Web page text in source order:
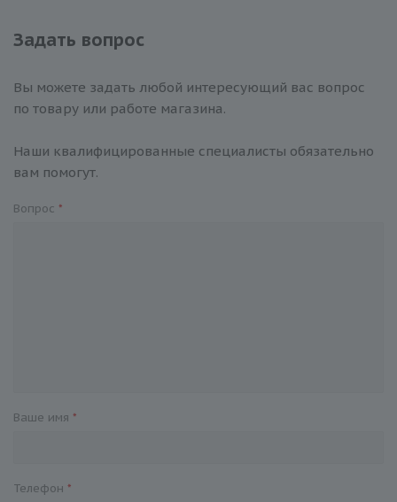
Задать вопрос
Вы можете задать любой интересующий вас вопрос
по товару или работе магазина.
Наши квалифицированные специалисты обязательно
вам помогут.
Вопрос *
Ваше имя *
Телефон *